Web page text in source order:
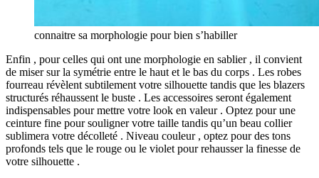
connaitre sa morphologie pour bien s’habiller
Enfin , pour celles qui ont une morphologie en sablier , il convient
de miser sur la symétrie entre le haut et le bas du corps . Les robes
fourreau révèlent subtilement votre silhouette tandis que les blazers
structurés réhaussent le buste . Les accessoires seront également
indispensables pour mettre votre look en valeur . Optez pour une
ceinture fine pour souligner votre taille tandis qu’un beau collier
sublimera votre décolleté . Niveau couleur , optez pour des tons
profonds tels que le rouge ou le violet pour rehausser la finesse de
votre silhouette .